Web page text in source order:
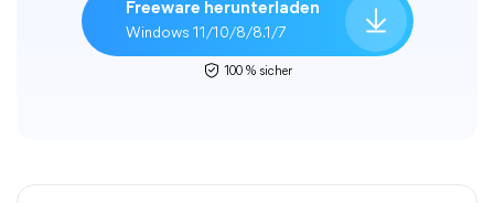
Freeware herunterladen
Windows 11/10/8/8.1/7
100 % sicher